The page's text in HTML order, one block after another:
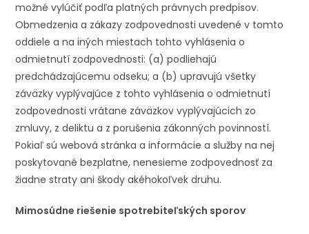
možné vylúčiť podľa platných právnych predpisov.
Obmedzenia a zákazy zodpovednosti uvedené v tomto
oddiele a na iných miestach tohto vyhlásenia o
odmietnutí zodpovednosti: (a) podliehajú
predchádzajúcemu odseku; a (b) upravujú všetky
záväzky vyplývajúce z tohto vyhlásenia o odmietnutí
zodpovednosti vrátane záväzkov vyplývajúcich zo
zmluvy, z deliktu a z porušenia zákonných povinností.
Pokiaľ sú webová stránka a informácie a služby na nej
poskytované bezplatne, nenesieme zodpovednosť za
žiadne straty ani škody akéhokoľvek druhu.
Mimosúdne riešenie spotrebiteľských sporov